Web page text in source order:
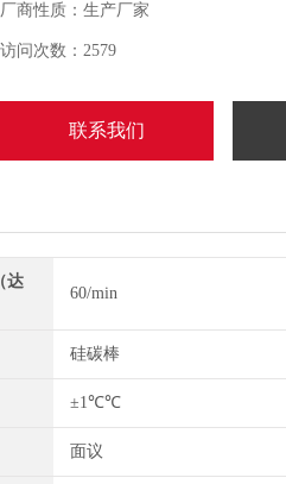
厂商性质：生产厂家
访问次数：2579
联系我们
达
60/min
硅碳棒
±1℃℃
面议